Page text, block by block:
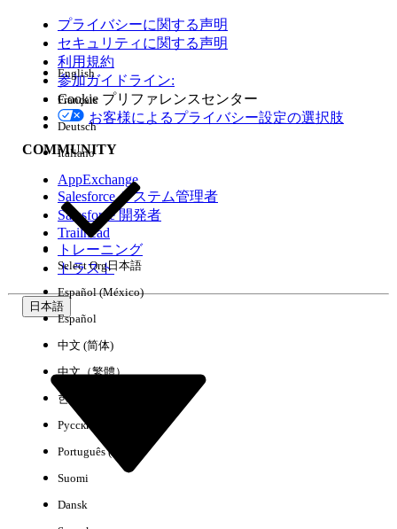
エディション
環境
プライバシーに関する声明
セキュリティに関する声明
利用規約
参加ガイドライン:
Cookie プリファレンスセンター
お客様によるプライバシー設定の選択肢
COMMUNITY
AppExchange
Salesforce システム管理者
Salesforce 開発者
Trailhead
トレーニング
トラスト
日本語
English
Français
Deutsch
Italiano
Select Org日本語
Español (México)
Español
中文 (简体)
中文（繁體）
한국어
Русский
Português (Brasil)
Suomi
Dansk